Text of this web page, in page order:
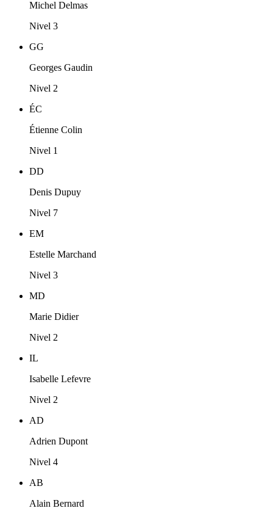
Michel Delmas
Nivel 3
GG
Georges Gaudin
Nivel 2
ÉC
Étienne Colin
Nivel 1
DD
Denis Dupuy
Nivel 7
EM
Estelle Marchand
Nivel 3
MD
Marie Didier
Nivel 2
IL
Isabelle Lefevre
Nivel 2
AD
Adrien Dupont
Nivel 4
AB
Alain Bernard